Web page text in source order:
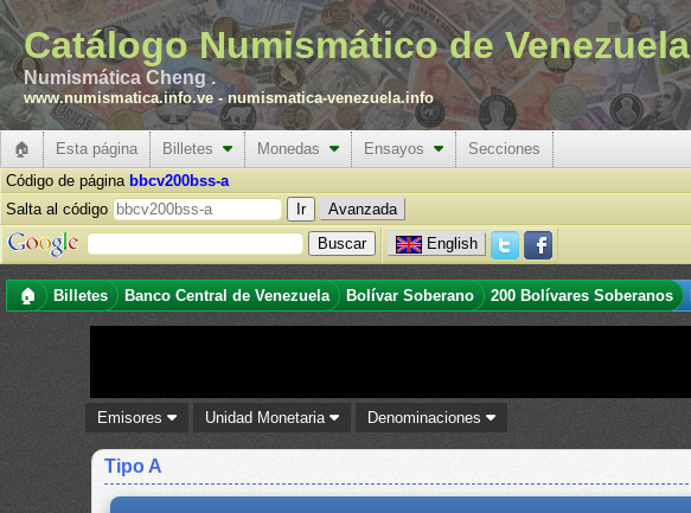
Catálogo Numismático de Venezuela
Numismática Cheng .
www.numismatica.info.ve -numismatica-venezuela.info
🏠 Esta página Billetes Monedas Ensayos
Secciones
Código de página bbcv200bss-a
Salta al código
Avanzada
English
🏠 Billetes Banco Central de Venezuela Bolívar Soberano 200 Bolívares Soberanos
Emisores Unidad Monetaria Denominaciones
Tipo A